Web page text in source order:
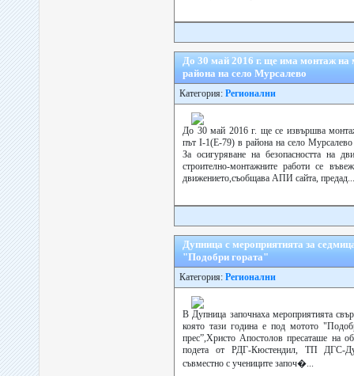
До 30 май 2016 г. ще има монтаж на
района на село Мурсалево
Категория: Регионални
До 30 май 2016 г. ще се извършва
път I-1(E-79) в района на село
За осигуряване на безопасността на
строително-монтажните работи се
движението,съобщава АПИ сайта, предад...
Дупница с мероприятията за
"Подобри гората"
Категория: Регионални
В Дупница започнаха мероприятията
която тази година е под мотото
прес”,Христо Апостолов пресаташе на
подета от РДГ-Кюстендил, ТП ДГС-
съвместно с учениците започ�...